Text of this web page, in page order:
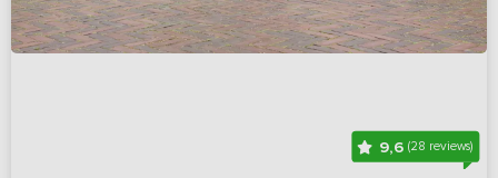
9,6 (28 reviews)